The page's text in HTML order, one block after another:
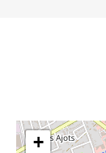
+